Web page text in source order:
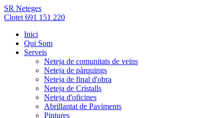
SR Neteges
Clotet 691 151 220
Inici
Qui Som
Serveis
Neteja de comunitats de veïns
Neteja de pàrquings
Neteja de final d'obra
Neteja de Cristalls
Neteja d'oficines
Abrillantat de Paviments
Pintures